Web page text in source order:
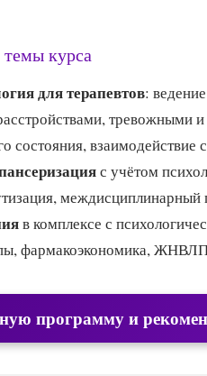
курса
для терапевтов:
тревожными
состояния, взаимодействие
с учётом
междисциплинарный
в комплексе с
фармакоэкономика,
программу и